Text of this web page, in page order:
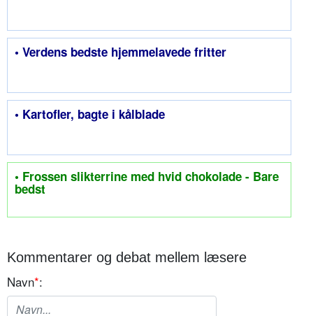
• Verdens bedste hjemmelavede fritter
• Kartofler, bagte i kålblade
• Frossen slikterrine med hvid chokolade - Bare
bedst
Kommentarer og debat mellem læsere
Navn*: